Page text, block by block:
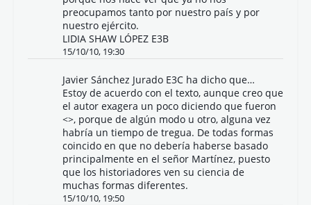
preocupamos tanto por nuestro país y por
nuestro ejército.
LIDIA SHAW LÓPEZ E3B
15/10/10, 19:30
Javier Sánchez Jurado E3C ha dicho que…
Estoy de acuerdo con el texto, aunque creo que
el autor exagera un poco diciendo que fueron
<>, porque de algún modo u otro, alguna vez
habría un tiempo de tregua. De todas formas
coincido en que no debería haberse basado
principalmente en el señor Martínez, puesto
que los historiadores ven su ciencia de
muchas formas diferentes.
15/10/10, 19:50